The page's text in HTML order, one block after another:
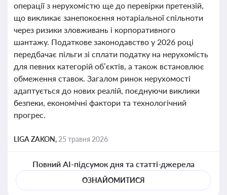
операції з нерухомістю ще до перевірки претензій,
що викликає занепокоєння нотаріальної спільноти
через ризики зловживань і корпоративного
шантажу. Податкове законодавство у 2026 році
передбачає пільги зі сплати податку на нерухомість
для певних категорій об’єктів, а також встановлює
обмеження ставок. Загалом ринок нерухомості
адаптується до нових реалій, поєднуючи виклики
безпеки, економічні фактори та технологічний
прогрес.
LIGA ZAKON, 25 травня 2026
Повний AI-підсумок дня та статті-джерела
ОЗНАЙОМИТИСЯ